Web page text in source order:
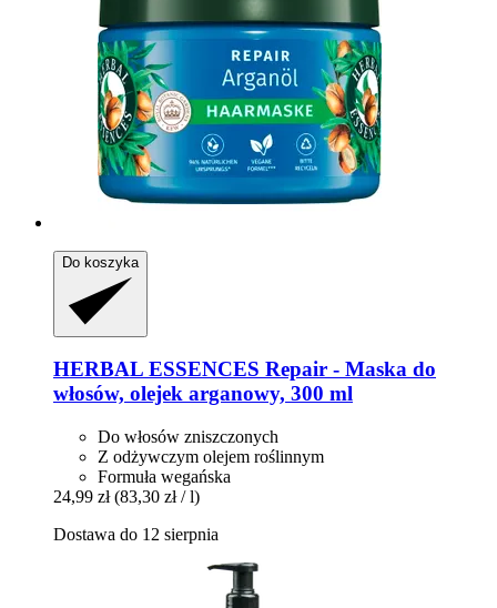
Do koszyka
HERBAL ESSENCES Repair -​ Maska do
włosów, olejek arganowy, 300 ml
Do włosów zniszczonych
Z odżywczym olejem roślinnym
Formuła wegańska
24,99 zł (83,30 zł / l)
Dostawa do 12 sierpnia